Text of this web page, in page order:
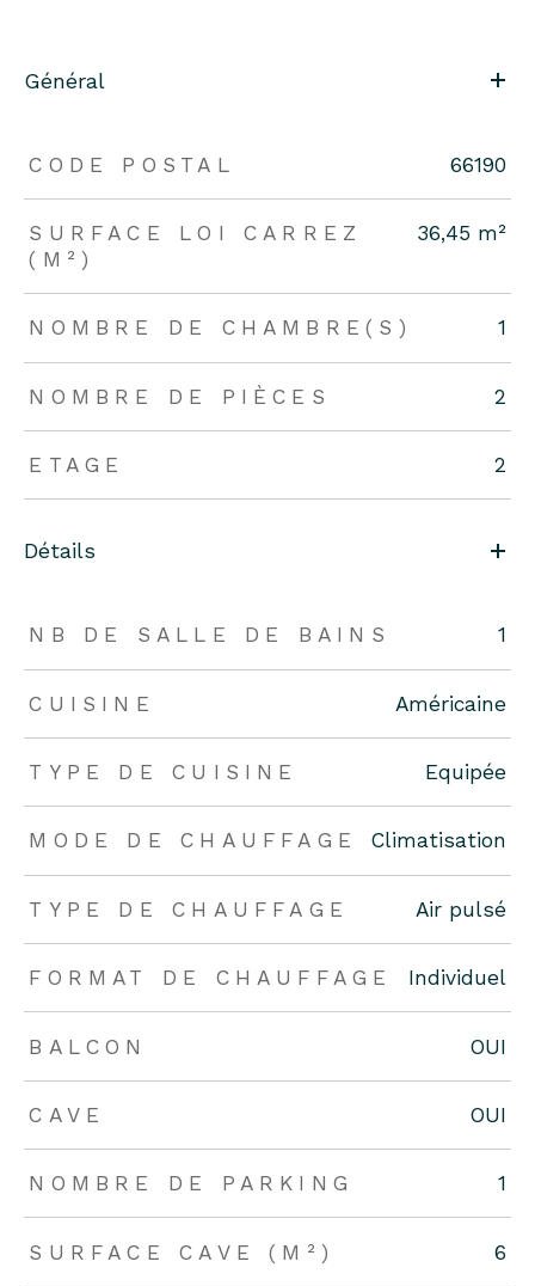
Général
CODE POSTAL 66190
SURFACE LOI CARREZ
(M²)
36,45 m²
NOMBRE DE CHAMBRE(S) 1
NOMBRE DE PIÈCES 2
ETAGE 2
Détails
NB DE SALLE DE BAINS 1
CUISINE Américaine
TYPE DE CUISINE Equipée
MODE DE CHAUFFAGE Climatisation
TYPE DE CHAUFFAGE Air pulsé
FORMAT DE CHAUFFAGE Individuel
BALCON OUI
CAVE OUI
NOMBRE DE PARKING 1
SURFACE CAVE (M²) 6